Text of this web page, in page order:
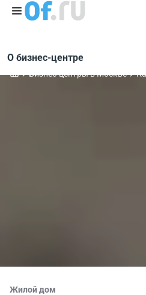
О бизнес-центре
Бизнес-центры в Москве
Жилой дом